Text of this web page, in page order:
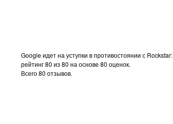
Google идет на уступки в противостоянии с Rockstar:
рейтинг80 из 80 на основе 80 оценок.
Всего80 отзывов.